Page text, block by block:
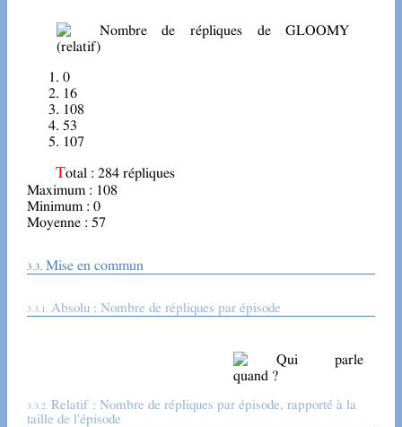
0
16
108
53
107
Total : 284 répliques
Maximum : 108
Minimum : 0
Moyenne : 57
Mise en commun
Absolu : Nombre de répliques par épisode
Relatif : Nombre de répliques par épisode, rapporté à la
taille de l'épisode